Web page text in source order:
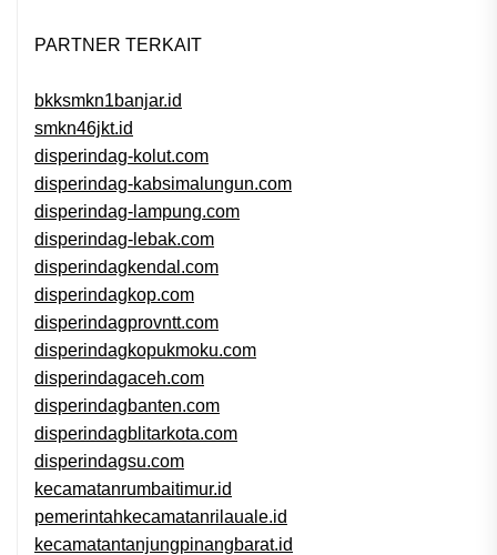
PARTNER TERKAIT
bkksmkn1banjar.id
smkn46jkt.id
disperindag-kolut.com
disperindag-kabsimalungun.com
disperindag-lampung.com
disperindag-lebak.com
disperindagkendal.com
disperindagkop.com
disperindagprovntt.com
disperindagkopukmoku.com
disperindagaceh.com
disperindagbanten.com
disperindagblitarkota.com
disperindagsu.com
kecamatanrumbaitimur.id
pemerintahkecamatanrilauale.id
kecamatantanjungpinangbarat.id